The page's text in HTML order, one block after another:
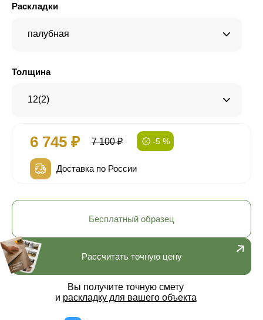
Раскладки
палубная
Толщина
12(2)
6 745 ₽ 7 100 ₽ -5 %
Доставка по России
Рассчитать точную цену
Вы получите точную смету
и раскладку для вашего объекта
Бесплатный образец